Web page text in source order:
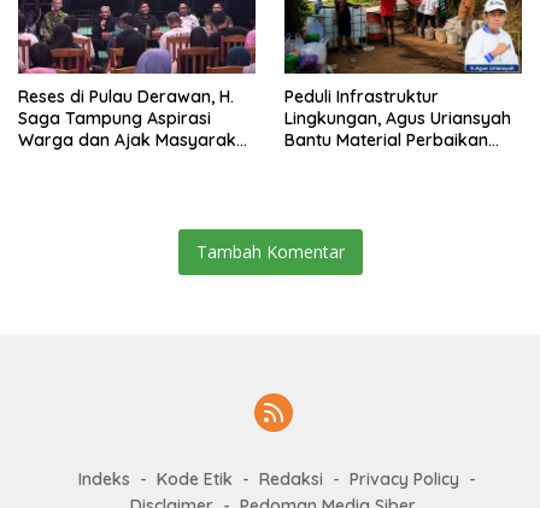
Reses di Pulau Derawan, H.
Saga Tampung Aspirasi
Warga dan Ajak Masyarakat
Peduli Infrastruktur
Lingkungan, Agus Uriansyah
Bantu Material Perbaikan
Tambah Komentar
Indeks Kode Etik Redaksi
Privacy Policy